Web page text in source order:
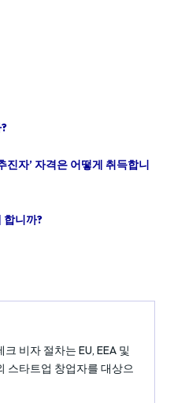
자’ 자격은 어떻게 취득합니
합니까?
비자 절차는 EU, EEA 및
스타트업 창업자를 대상으